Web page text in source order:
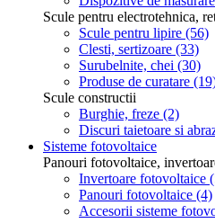
Scule pentru electrotehnica,
Scule pentru lipire (56)
Clesti, sertizoare (33)
Surubelnite, chei (30)
Produse de curatare
Scule constructii
Burghie, freze (2)
Discuri taietoare si
Sisteme fotovoltaice
Panouri fotovoltaice,
Invertoare fotovoltaice
Panouri fotovoltaice (4)
Accesorii sisteme